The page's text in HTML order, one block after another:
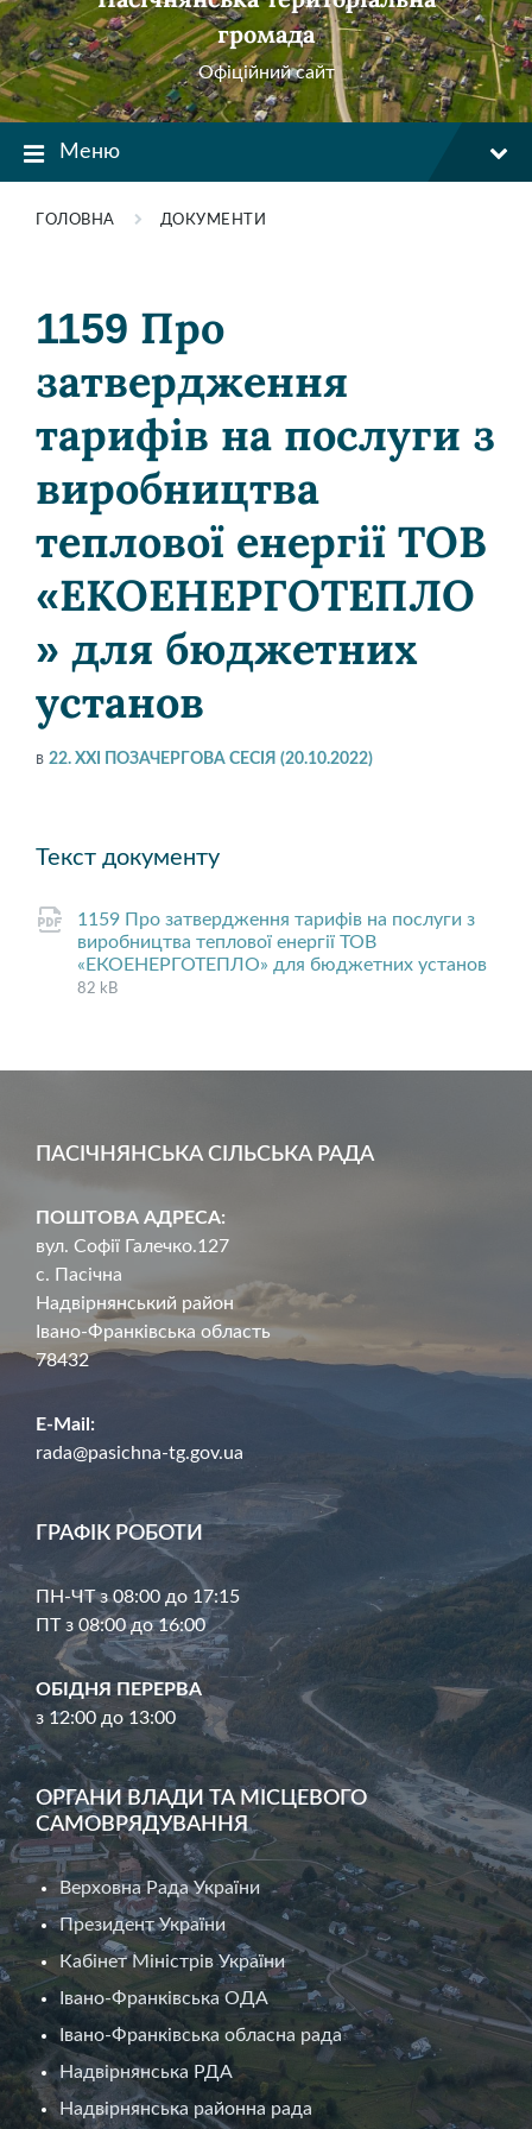
громада
Офіційний сайт
Меню
ГОЛОВНА ДОКУМЕНТИ
1159 Про
затвердження
тарифів на послуги з
виробництва
теплової енергії ТОВ
«ЕКОЕНЕРГОТЕПЛО
» для бюджетних
установ
в 22. XXI ПОЗАЧЕРГОВА СЕСІЯ (20.10.2022)
Текст документу
1159 Про затвердження тарифів на послуги з
виробництва теплової енергії ТОВ
«ЕКОЕНЕРГОТЕПЛО» для бюджетних установ
File
pdf
File
82 kB
ПАСІЧНЯНСЬКА СІЛЬСЬКА РАДА
ПОШТОВА АДРЕСА:
вул. Софії Галечко.127
с. Пасічна
Надвірнянський район
Івано-Франківська область
78432
E-Mail:
rada@pasichna-tg.gov.ua
ГРАФІК РОБОТИ
ПН-ЧТ з 08:00 до 17:15
ПТ з 08:00 до 16:00
ОБІДНЯ ПЕРЕРВА
з 12:00 до 13:00
ОРГАНИ ВЛАДИ ТА МІСЦЕВОГО
САМОВРЯДУВАННЯ
Верховна Рада України
Президент України
Кабінет Міністрів України
Івано-Франківська ОДА
Івано-Франківська обласна рада
Надвірнянська РДА
Надвірнянська районна рада